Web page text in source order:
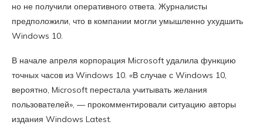
но не получили оперативного ответа. Журналисты
предположили, что в компании могли умышленно ухудшить
Windows 10.
В начале апреля корпорация Microsoft удалила функцию
точных часов из Windows 10. «В случае с Windows 10,
вероятно, Microsoft перестала учитывать желания
пользователей», — прокомментировали ситуацию авторы
издания Windows Latest.